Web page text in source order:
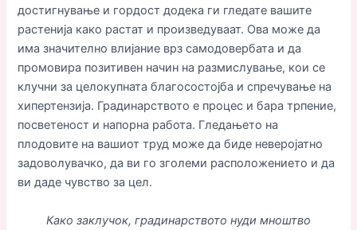
достигнување и гордост додека ги гледате вашите
растенија како растат и произведуваат. Ова може да
има значително влијание врз самодовербата и да
промовира позитивен начин на размислување, кои се
клучни за целокупната благосостојба и спречување на
хипертензија. Градинарството е процес и бара трпение,
посветеност и напорна работа. Гледањето на
плодовите на вашиот труд може да биде неверојатно
задоволувачко, да ви го зголеми расположението и да
ви даде чувство за цел.
Како заклучок, градинарството нуди мноштво